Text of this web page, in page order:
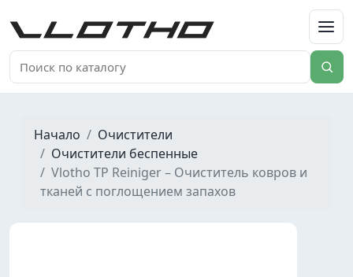
VLOTHO
Начало
Очистители
Очистители беспенные
Vlotho TP Reiniger – Очиститель ковров и
тканей с поглощением запахов